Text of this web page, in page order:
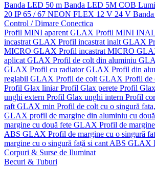
Banda LED 50 m Banda LED 5M COB
20 IP 65 / 67 NEON FLEX 12 V 24 V
Control / Dimare Conectica
Profil MINI aparent GLAX Profil MINI
incastrat GLAX Profil incastrat inalt GLAX
MICRO GLAX Profil incastrat MICRO
aplicat GLAX Profil de colt din aluminiu
GLAX Profil cu radiator GLAX Profil din
reglabil GLAX Profil de colt GLAX Profil de
Profil Glax liniarProfil Glax perete Profil
unghi extern Profil Glax unghi intern Profil
raft GLAX min Profil de colt cu o singură
GLAX profil de margine din aluminiu cu
margine cu două fete GLAX Profil de
ABS GLAX Profil de margine cu o singură
margine cu o singură față si cant ABS GLAX
Corpuri & Surse de Iluminat
Becuri & Tuburi